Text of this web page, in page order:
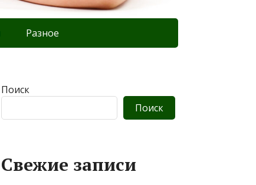
Разное
Поиск
Поиск
Свежие записи